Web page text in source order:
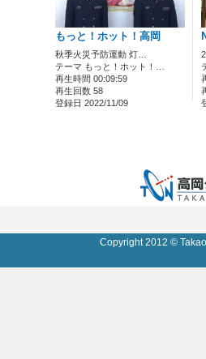
もっと！ホット！高岡
秋季火災予防運動 灯…
テーマ もっと！ホット！…
再生時間 00:09:59
再生回数 58
登録日 2022/11/09
Copyright 2012 ©